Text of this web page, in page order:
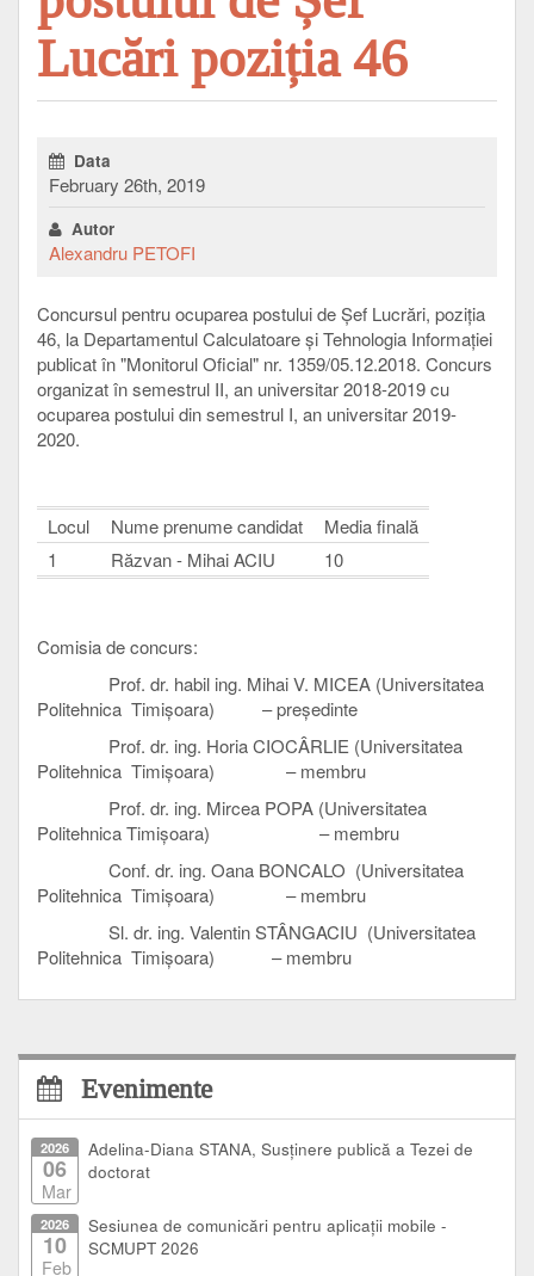
Lucări poziția 46
Data
February 26th, 2019
Autor
Alexandru PETOFI
Concursul pentru ocuparea postului de Șef Lucrări, poziția
46, la Departamentul Calculatoareși Tehnologia Informației
publicat în "Monitorul Oficial" nr. 1359/05.12.2018. Concurs
organizat în semestrul II, an universitar 2018-2019 cu
ocuparea postului din semestrul I, an universitar 2019-
2020.
Locul Nume prenume candidat
Media finală
1
Răzvan - Mihai ACIU 10
Comisia de concurs:
Prof. dr. habil ing. Mihai V. MICEA (Universitatea
Politehnica Timișoara) – preşedinte
Prof. dr. ing. Horia CIOCÂRLIE (Universitatea
Politehnica Timișoara) – membru
Prof. dr. ing. Mircea POPA (Universitatea
Politehnica Timișoara) – membru
Conf. dr. ing. Oana BONCALO (Universitatea
Politehnica Timișoara) – membru
Sl. dr. ing. Valentin STÂNGACIU (Universitatea
Politehnica Timișoara) – membru
Evenimente
2026
06
Mar
Adelina-Diana STANA, Susținere publică a Tezei de
doctorat
2026
10
Feb
Sesiunea de comunicări pentru aplicații mobile -
SCMUPT 2026